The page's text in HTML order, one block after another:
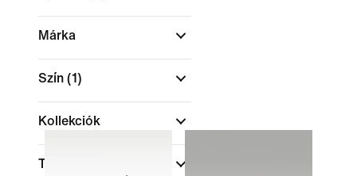
Márka
Szín (1)
Kollekciók
Technológia